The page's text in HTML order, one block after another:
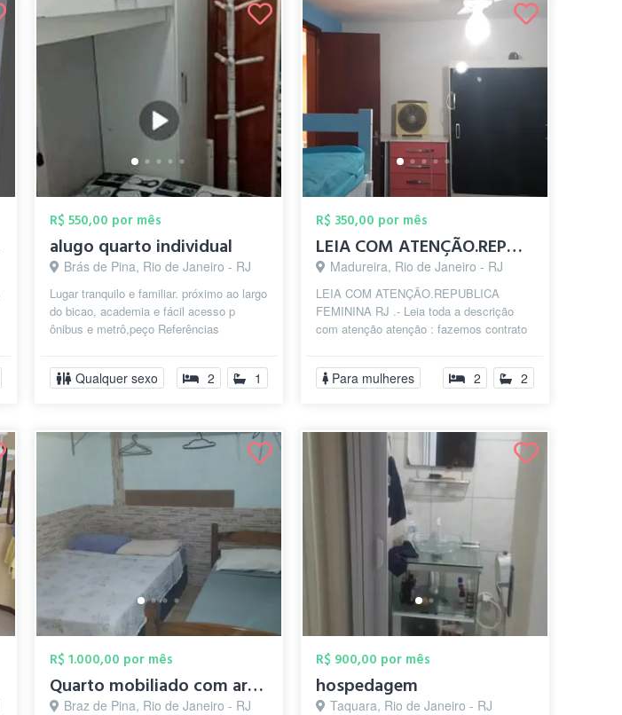
R$ 550,00 por mês
alugo quarto individual
Brás de Pina, Rio de Janeiro - RJ
Lugar tranquilo e familiar. próximo ao largo
do bicao, academia e fácil acesso p
ônibus e metrô,peço Referências
Qualquer sexo 2 1
R$ 350,00 por mês
LEIA COM ATENÇÃO.REPUBLICA FEMININA zp(2...
Madureira, Rio de Janeiro - RJ
LEIA COM ATENÇÃO.REPUBLICA
FEMININA RJ .- Leia toda a descrição
com atenção atenção : fazemos contrato
Segurança e lim...
Para mulheres 2 2
R$ 1.000,00 por mês
Quarto mobiliado com ar-condicionado e W...
Braz de Pina, Rio de Janeiro - RJ
R$ 900,00 por mês
hospedagem
Taquara, Rio de Janeiro - RJ